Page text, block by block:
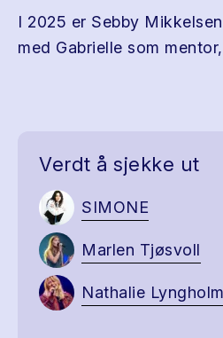
I 2025 er Sebby
med Gabrielle som mentor,
Verdt å sjekke ut
SIMONE
Marlen Tjøsvoll
Nathalie Lyngholm